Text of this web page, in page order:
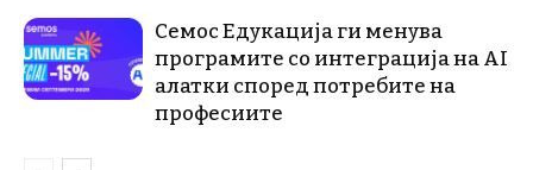
Семос Едукација ги менува
програмите со интеграција на AI
алатки според потребите на
професиите